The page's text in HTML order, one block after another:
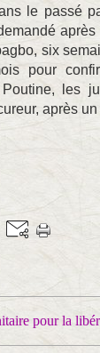
le passé
six
pour
les
après un